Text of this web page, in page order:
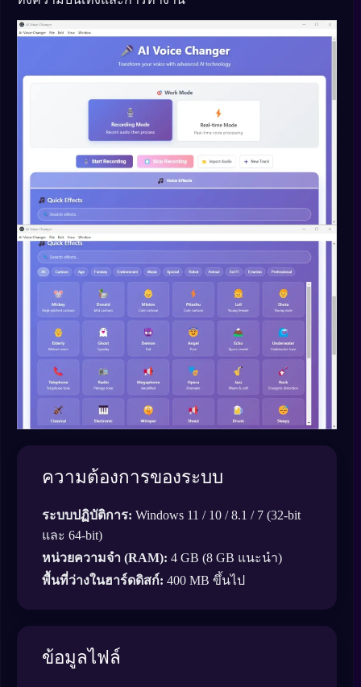
ความต้องการของระบบ
ระบบปฏิบัติการ: Windows 11 / 10 / 8.1 / 7 (32-bit
และ 64-bit)
หน่วยความจำ (RAM): 4 GB (8 GB แนะนำ)
พื้นที่ว่างในฮาร์ดดิสก์: 400 MB ขึ้นไป
ข้อมูลไฟล์